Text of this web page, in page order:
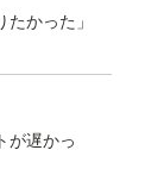
かった」
が遅かっ